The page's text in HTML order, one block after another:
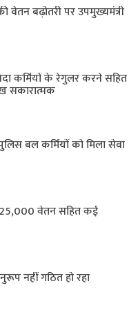
वेतन बढ़ोतरी पर उपमुख्यमंत्री
कर्मियों के रेगुलर करने सहित
सकारात्मक
बल ​कर्मियों को मिला सेवा
वेतन सहित कई
नहीं गठित हो रहा